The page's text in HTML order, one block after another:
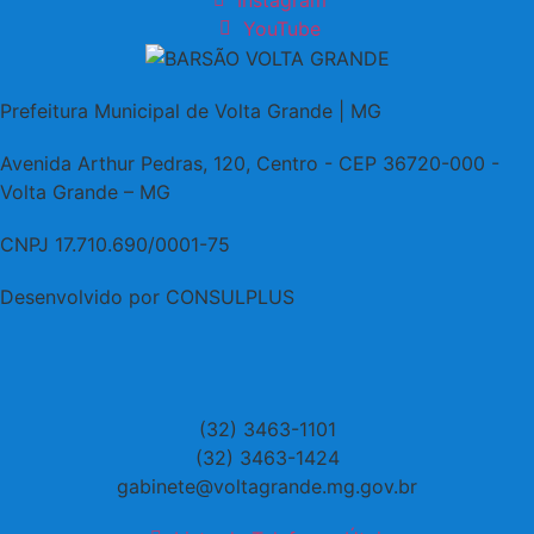
YouTube
Prefeitura Municipal de Volta Grande | MG
Avenida Arthur Pedras, 120, Centro - CEP 36720-000 -
Volta Grande – MG
CNPJ 17.710.690/0001-75
Desenvolvido por CONSULPLUS
(32) 3463-1101
(32) 3463-1424
gabinete@voltagrande.mg.gov.br